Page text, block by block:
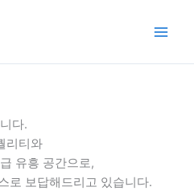
다.
리티와
유흥 공간으로,
로 보답해드리고 있습니다.